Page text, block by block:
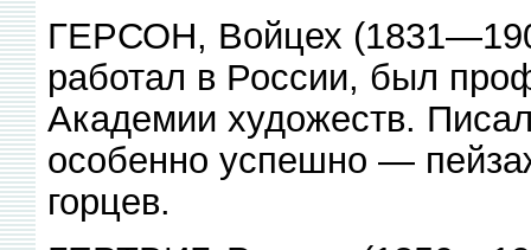
ГЕРСОН, Войцех
работал в России, был
Академии художеств.
особенно успешно —
горцев.